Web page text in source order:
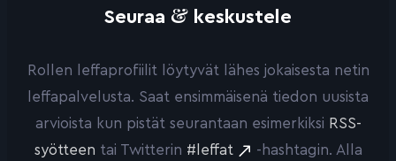
Seuraa & keskustele
Rollen leffaprofiilit löytyvät lähes jokaisesta netin
leffapalvelusta. Saat ensimmäisenä tiedon uusista
arvioista kun pistät seurantaan esimerkiksi RSS-
syötteen tai Twitterin #leffat
-hashtagin. Alla